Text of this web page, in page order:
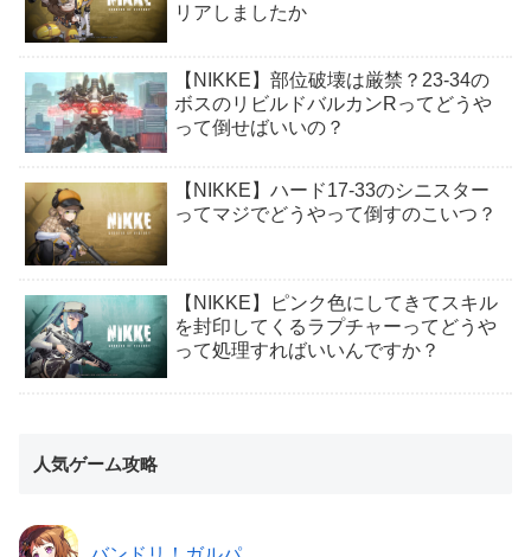
リアしましたか
【NIKKE】部位破壊は厳禁？23-34の
ボスのリビルドバルカンRってどうや
って倒せばいいの？
【NIKKE】ハード17-33のシニスター
ってマジでどうやって倒すのこいつ？
【NIKKE】ピンク色にしてきてスキル
を封印してくるラプチャーってどうや
って処理すればいいんですか？
人気ゲーム攻略